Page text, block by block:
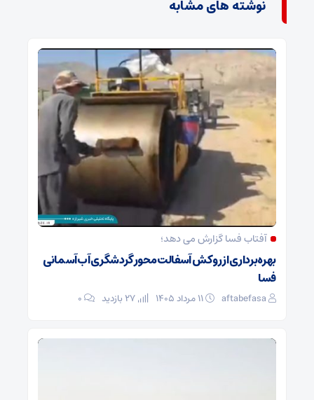
نوشته های مشابه
آفتاب فسا گزارش می دهد؛
بهره‌برداری از روکش آسفالت محور گردشگری آب‌آسمانی
فسا
aftabefasa ۰